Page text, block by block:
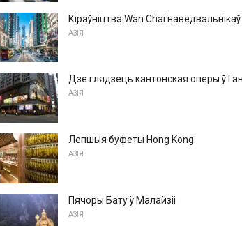
Кіраўніцтва Wan Chai наведвальнікаў
АЗІЯ
Дзе глядзець кантонская оперы ў
АЗІЯ
Лепшыя буфеты Hong Kong
АЗІЯ
Пячоры Бату ў Малайзіі
АЗІЯ